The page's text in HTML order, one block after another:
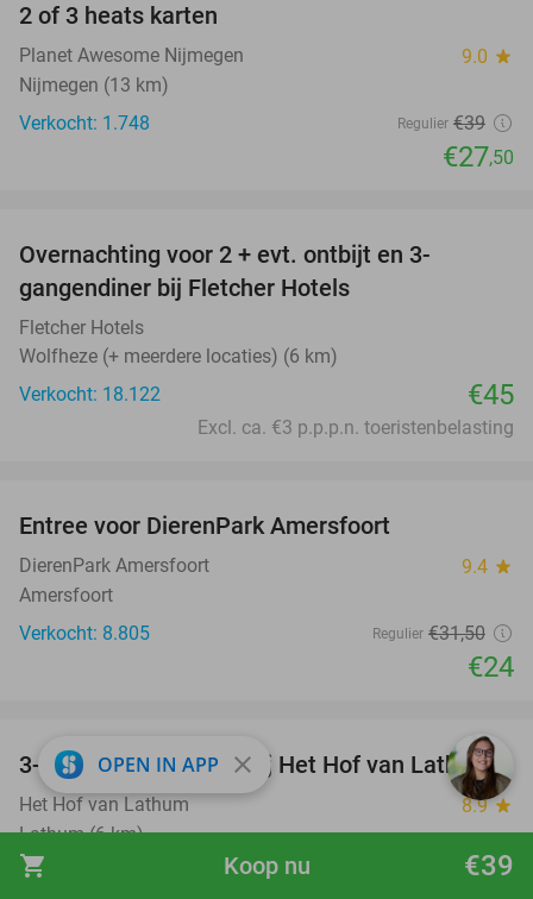
shopping_cart €39
Koop nu
2 of 3 heats karten
Planet Awesome Nijmegen 9.0 star
Nijmegen (13 km)
Verkocht: 1.748
Regulier €39
€27,50
Overnachting voor 2 + evt. ontbijt en 3-
gangendiner bij Fletcher Hotels
Fletcher Hotels
Wolfheze (+ meerdere locaties) (6 km)
Verkocht: 18.122
€45
Excl. ca. €3 p.p.p.n. toeristenbelasting
Entree voor DierenPark Amersfoort
DierenPark Amersfoort 9.4 star
Amersfoort
Verkocht: 8.805
Regulier €31,50
€24
42%
3-gangen keuzediner bij Het Hof van Lathum
Het Hof van Lathum 8.9star
Lathum (6 km)
Verkocht: 393
,25
OPEN IN APP close